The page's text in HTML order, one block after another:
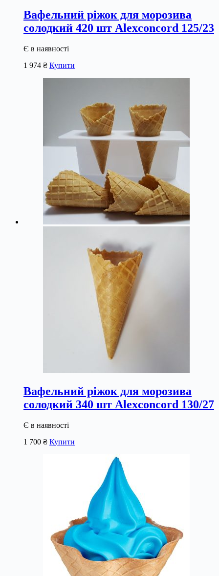
Вафельний ріжок для морозива
солодкий 420 шт Alexconcord 125/23
Є в наявності
1 974 ₴ Купити
Вафельний ріжок для морозива
солодкий 340 шт Alexconcord 130/27
Є в наявності
1 700 ₴ Купити